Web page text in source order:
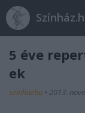
5 éve
ek
szinhazhu • 2013.